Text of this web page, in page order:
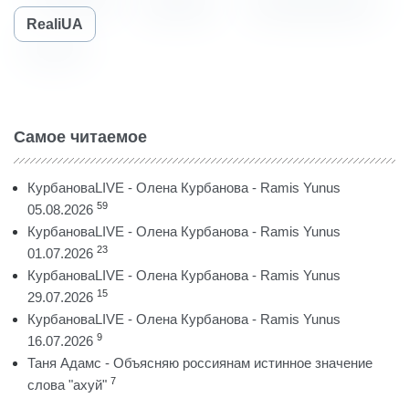
RealiUA
Самое читаемое
КурбановаLIVE - Олена Курбанова - Ramis Yunus
05.08.2026 59
КурбановаLIVE - Олена Курбанова - Ramis Yunus
01.07.2026 23
КурбановаLIVE - Олена Курбанова - Ramis Yunus
29.07.2026 15
КурбановаLIVE - Олена Курбанова - Ramis Yunus
16.07.2026 9
Таня Адамс - Объясняю россиянам истинное значение
слова "ахуй" 7